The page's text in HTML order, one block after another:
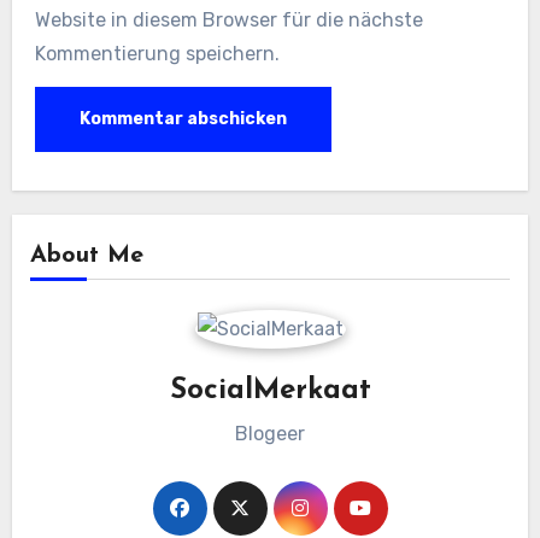
Website in diesem Browser für die nächste
Kommentierung speichern.
About Me
SocialMerkaat
Blogeer